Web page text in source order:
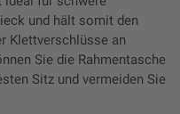
und hält somit den
Klettverschlüsse an
Sie die Rahmentasche
Sitz und vermeiden Sie